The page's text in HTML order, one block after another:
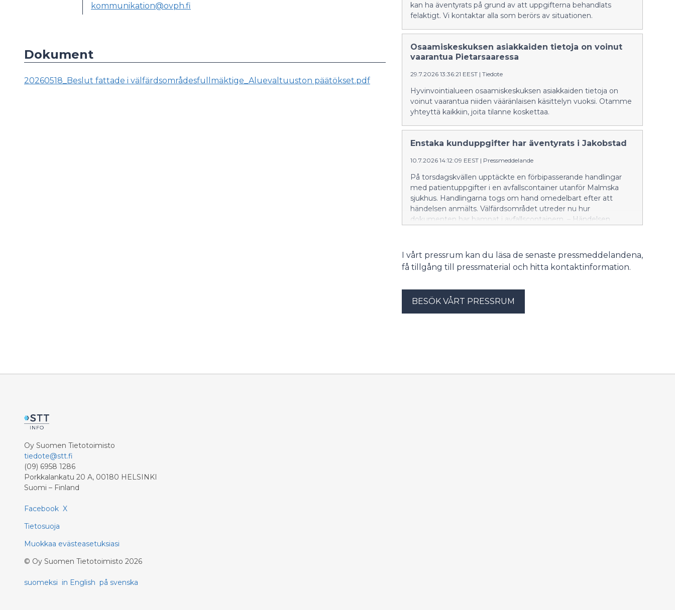
kommunikation@ovph.fi
Dokument
20260518_Beslut fattade i välfärdsområdesfullmäktige_Aluevaltuuston päätökset.pdf
kan ha äventyrats på grund av att uppgifterna behandlats
felaktigt. Vi kontaktar alla som berörs av situationen.
Osaamiskeskuksen asiakkaiden tietoja on voinut
vaarantua Pietarsaaressa
29.7.2026 13:36:21 EEST | Tiedote
Hyvinvointialueen osaamiskeskuksen asiakkaiden tietoja on
voinut vaarantua niiden vääränlaisen käsittelyn vuoksi. Otamme
yhteyttä kaikkiin, joita tilanne koskettaa.
Enstaka kunduppgifter har äventyrats i Jakobstad
10.7.2026 14:12:09 EEST | Pressmeddelande
På torsdagskvällen upptäckte en förbipasserande handlingar
med patientuppgifter i en avfallscontainer utanför Malmska
sjukhus. Handlingarna togs om hand omedelbart efter att
händelsen anmälts. Välfärdsområdet utreder nu hur
dokumenten har hamnat i avfallscontainern. – Händelsen
kan ha äventyrats, säger förvaltningsdirektör Linda Jakobsson-
Pada. Välfärdsområdet har tydliga anvisningar för hantering och
förstöring av sekretessbelagda uppgifter. Utredningen av
I vårt pressrum kan du läsa de senaste pressmeddelandena,
få tillgång till pressmaterial och hitta kontaktinformation.
BESÖK VÅRT PRESSRUM
Oy Suomen Tietotoimisto
tiedote@stt.fi
(09) 6958 1286
Porkkalankatu 20 A, 00180 HELSINKI
Suomi – Finland
Facebook X
Tietosuoja
Muokkaa evästeasetuksiasi
© Oy Suomen Tietotoimisto 2026
suomeksi in English på svenska